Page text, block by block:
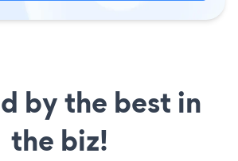
by the best in
the biz!